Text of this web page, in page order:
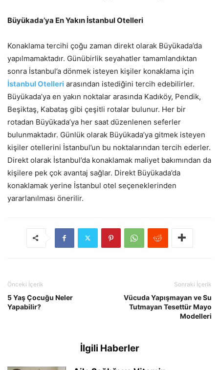
Büyükada’ya En Yakın İstanbul Otelleri
Konaklama tercihi çoğu zaman direkt olarak Büyükada’da
yapılmamaktadır. Günübirlik seyahatler tamamlandıktan
sonra İstanbul’a dönmek isteyen kişiler konaklama için
İstanbul Otelleri arasından istediğini tercih edebilirler.
Büyükada’ya en yakın noktalar arasında Kadıköy, Pendik,
Beşiktaş, Kabataş gibi çeşitli rotalar bulunur. Her bir
rotadan Büyükada’ya her saat düzenlenen seferler
bulunmaktadır. Günlük olarak Büyükada’ya gitmek isteyen
kişiler otellerini İstanbul’un bu noktalarından tercih ederler.
Direkt olarak İstanbul’da konaklamak maliyet bakımından da
kişilere pek çok avantaj sağlar. Direkt Büyükada’da
konaklamak yerine İstanbul otel seçeneklerinden
yararlanılması önerilir.
Önceki İçerik
5 Yaş Çocuğu Neler
Yapabilir?
Sonraki İçerik
Vücuda Yapışmayan ve Su
Tutmayan Tesettür Mayo
Modelleri
İlgili Haberler